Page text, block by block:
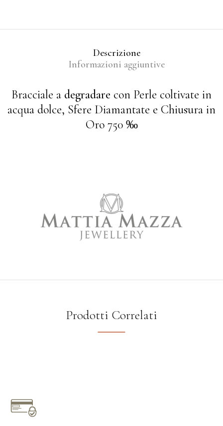
Descrizione
Informazioni aggiuntive
Bracciale a degradare con Perle coltivate in
acqua dolce, Sfere Diamantate e Chiusura in
Oro 750 ‰
Prodotti Correlati